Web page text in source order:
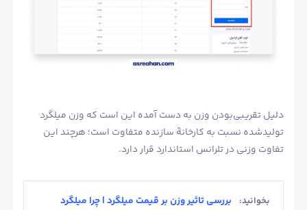
دلیل تقریبی‌بودن وزن به دست آمده این است که وزن میلگرد
تولیدشده نسبت به کارخانۀ سازنده متفاوت است؛ هرچند این
تفاوت وزنی در تلرانس استاندارد قرار دارد.
بخوانید:
بررسی تاثیر وزن بر قیمت میلگرد | چرا میلگرد